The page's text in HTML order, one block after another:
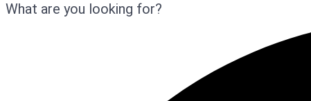
What are you looking for?